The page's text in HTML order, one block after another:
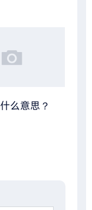
么意思？